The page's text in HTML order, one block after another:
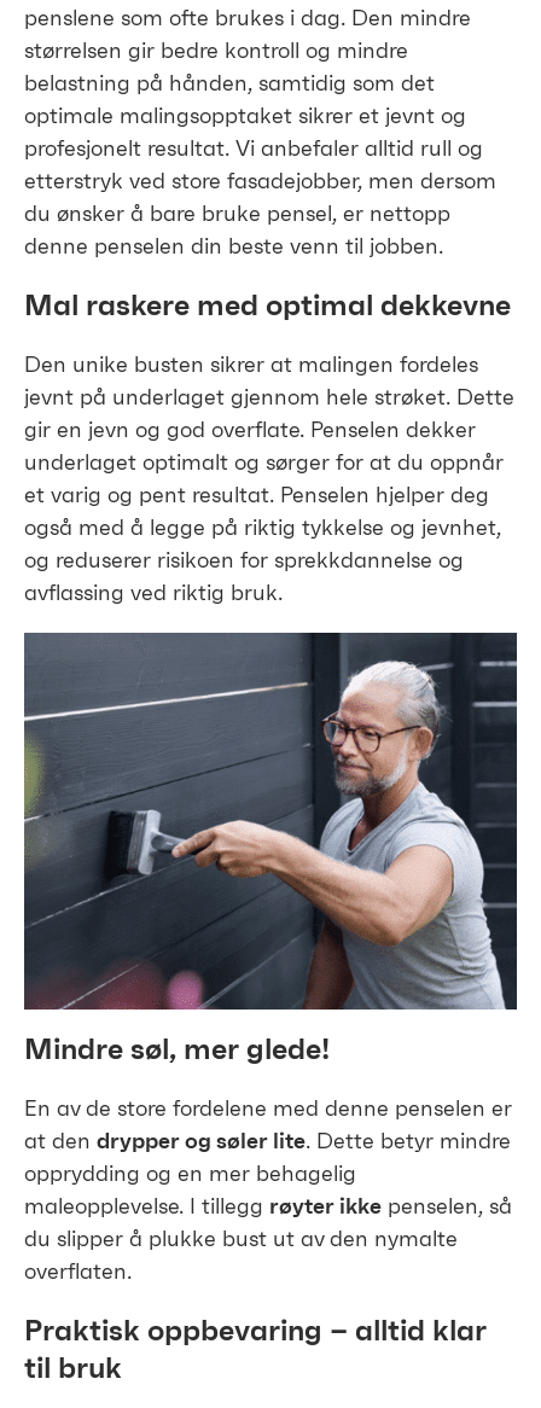
penslene som ofte brukes i dag. Den mindre
størrelsen gir bedre kontroll og mindre
belastning på hånden, samtidig som det
optimale malingsopptaket sikrer et jevnt og
profesjonelt resultat. Vi anbefaler alltid rull og
etterstryk ved store fasadejobber, men dersom
du ønsker å bare bruke pensel, er nettopp
denne penselen din beste venn til jobben.
Mal raskere med optimal dekkevne
Den unike busten sikrer at malingen fordeles
jevnt på underlaget gjennom hele strøket. Dette
gir en jevn og god overflate. Penselen dekker
underlaget optimalt og sørger for at du oppnår
et varig og pent resultat. Penselen hjelper deg
også med å legge på riktig tykkelse og jevnhet,
og reduserer risikoen for sprekkdannelse og
avflassing ved riktig bruk.
Mindre søl, mer glede!
En av de store fordelene med denne penselen er
at den drypper og søler lite. Dette betyr mindre
opprydding og en mer behagelig
maleopplevelse. I tillegg røyter ikke penselen, så
du slipper å plukke bust ut av den nymalte
overflaten.
Praktisk oppbevaring – alltid klar
til bruk